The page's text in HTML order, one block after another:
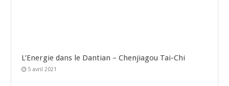
L’Energie dans le Dantian – Chenjiagou Tai-Chi
5 avril 2021